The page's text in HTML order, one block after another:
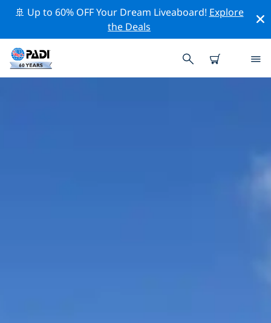
🚢 Up to 60% OFF Your Dream Liveaboard! Explore
the Deals